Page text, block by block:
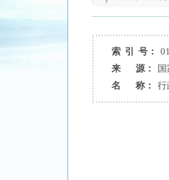
索 引 号：
来 源：
名 称：
行